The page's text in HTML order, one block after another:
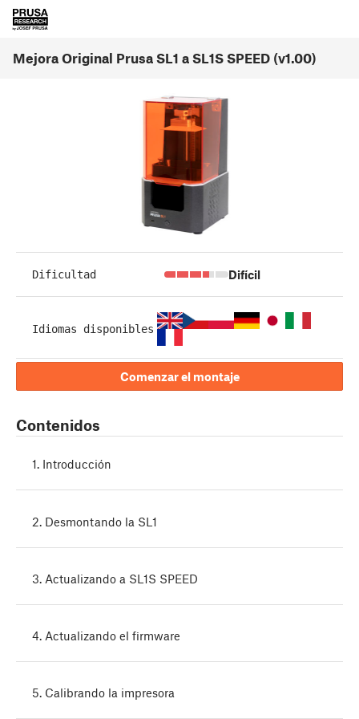
Mejora Original Prusa SL1 a SL1S SPEED (v1.00)
Dificultad Difícil
Idiomas disponibles
Comenzar el montaje
Contenidos
1. Introducción
2. Desmontando la SL1
3. Actualizando a SL1S SPEED
4. Actualizando el firmware
5. Calibrando la impresora